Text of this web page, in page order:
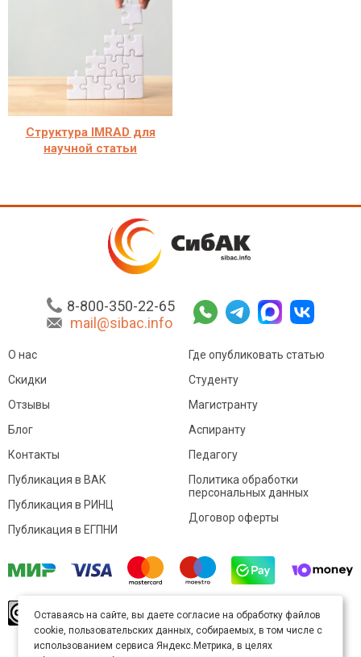
Структура IMRAD для
научной статьи
8-800-350-22-65
mail@sibac.info
О нас
Скидки
Отзывы
Блог
Контакты
Где опубликовать статью
Студенту
Магистранту
Аспиранту
Педагогу
Публикация в ВАК
Публикация в РИНЦ
Публикация в ЕГПНИ
Политика обработки
персональных данных
Договор оферты
произведение доступно полицензии Creative
Commons «Attribution» («Атрибуция») 4.0
Непортированная.
Оставаясь на сайте, вы даете согласие на обработку файлов
cookie, пользовательских данных, собираемых, в том числе с
использованием сервиса Яндекс.Метрика, в целях